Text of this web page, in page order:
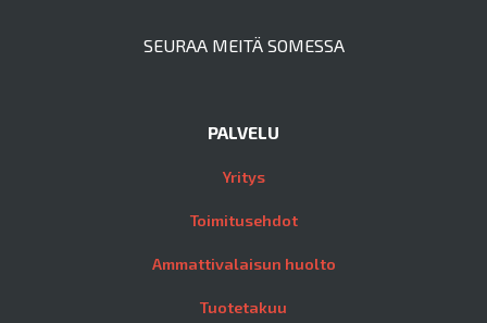
SEURAA MEITÄ SOMESSA
PALVELU
Yritys
Toimitusehdot
Ammattivalaisun huolto
Tuotetakuu